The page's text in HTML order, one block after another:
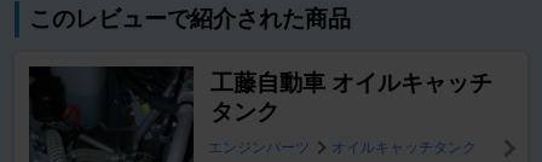
このレビューで紹介された商品
工藤自動車 オイルキャッチ
タンク
エンジンパーツ
オイルキャッチタンク